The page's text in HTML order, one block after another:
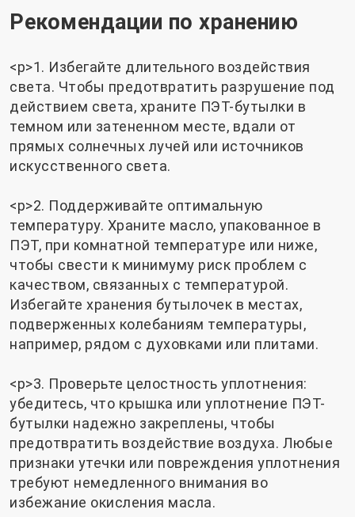
Рекомендации по хранению
<р>1. Избегайте длительного воздействия
света. Чтобы предотвратить разрушение под
действием света, храните ПЭТ-бутылки в
темном или затененном месте, вдали от
прямых солнечных лучей или источников
искусственного света.
<р>2. Поддерживайте оптимальную
температуру. Храните масло, упакованное в
ПЭТ, при комнатной температуре или ниже,
чтобы свести к минимуму риск проблем с
качеством, связанных с температурой.
Избегайте хранения бутылочек в местах,
подверженных колебаниям температуры,
например, рядом с духовками или плитами.
<р>3. Проверьте целостность уплотнения:
убедитесь, что крышка или уплотнение ПЭТ-
бутылки надежно закреплены, чтобы
предотвратить воздействие воздуха. Любые
признаки утечки или повреждения уплотнения
требуют немедленного внимания во
избежание окисления масла.